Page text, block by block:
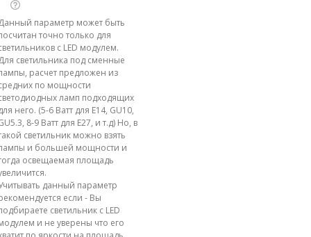
параметр может быть
точно только для
с LED модулем.
светильника под сменные
расчет предложен из
по мощности
ламп подходящих
него. (5-6 Ватт для E14, GU10,
8-9 Ватт для E27, и т.д) Но, в
светильник можно взять
и большей мощности и
освещаемая площадь
данный параметр
если - Вы
светильник с LED
и не уверены что его